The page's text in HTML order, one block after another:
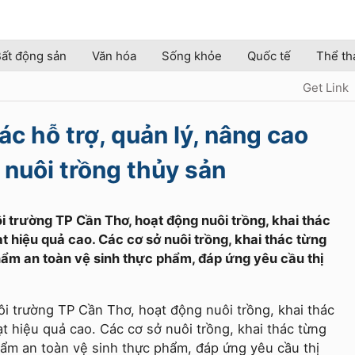
động sản Văn hóa Sống khỏe Quốc tế Thể
Get Link
hỗ trợ, quản lý, nâng cao
trồng thủy sản
trường TP Cần Thơ, hoạt động nuôi trồng, khai thác
hiệu quả cao. Các cơ sở nuôi trồng, khai thác từng
an toàn vệ sinh thực phẩm, đáp ứng yêu cầu thị
trường TP Cần Thơ, hoạt động nuôi trồng, khai thác
hiệu quả cao. Các cơ sở nuôi trồng, khai thác từng
an toàn vệ sinh thực phẩm, đáp ứng yêu cầu thị